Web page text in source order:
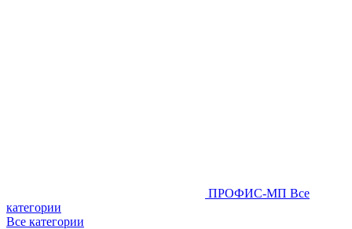
ПРОФИС-МП Все
категории
Все категории